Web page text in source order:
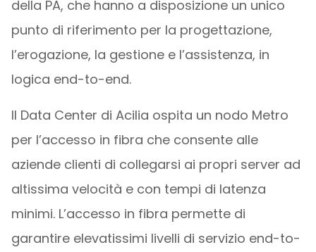
della PA, che hanno a disposizione un unico
punto di riferimento per la progettazione,
l’erogazione, la gestione e l’assistenza, in
logica end-to-end.
Il Data Center di Acilia ospita un nodo Metro
per l’accesso in fibra che consente alle
aziende clienti di collegarsi ai propri server ad
altissima velocità e con tempi di latenza
minimi. L’accesso in fibra permette di
garantire elevatissimi livelli di servizio end-to-